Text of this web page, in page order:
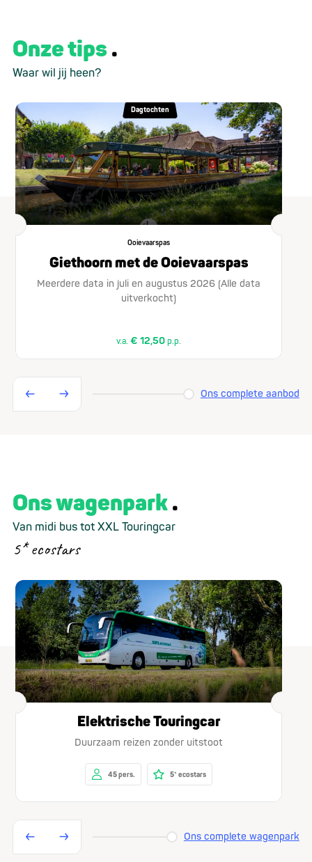
Onze tips
Waar wil jij heen?
Dagtochten
Ooievaarspas
Giethoorn met de Ooievaarspas
Meerdere data in juli en augustus 2026 (Alle data
uitverkocht)
v.a.€ 12,50 p.p.
Ons complete aanbod
Ons wagenpark
Van midi bus tot XXL Touringcar
5* ecostars
Elektrische Touringcar
Duurzaam reizen zonder uitstoot
45 pers. 5* ecostars
Ons complete wagenpark